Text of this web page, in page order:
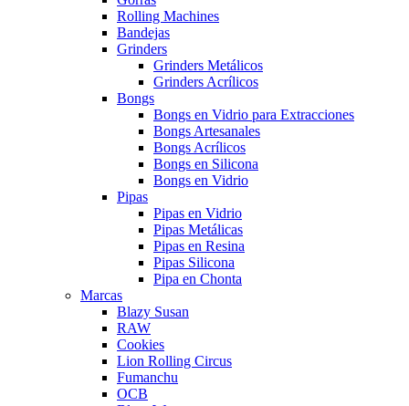
Rolling Machines
Bandejas
Grinders
Grinders Metálicos
Grinders Acrílicos
Bongs
Bongs en Vidrio para Extracciones
Bongs Artesanales
Bongs Acrílicos
Bongs en Silicona
Bongs en Vidrio
Pipas
Pipas en Vidrio
Pipas Metálicas
Pipas en Resina
Pipas Silicona
Pipa en Chonta
Marcas
Blazy Susan
RAW
Cookies
Lion Rolling Circus
Fumanchu
OCB